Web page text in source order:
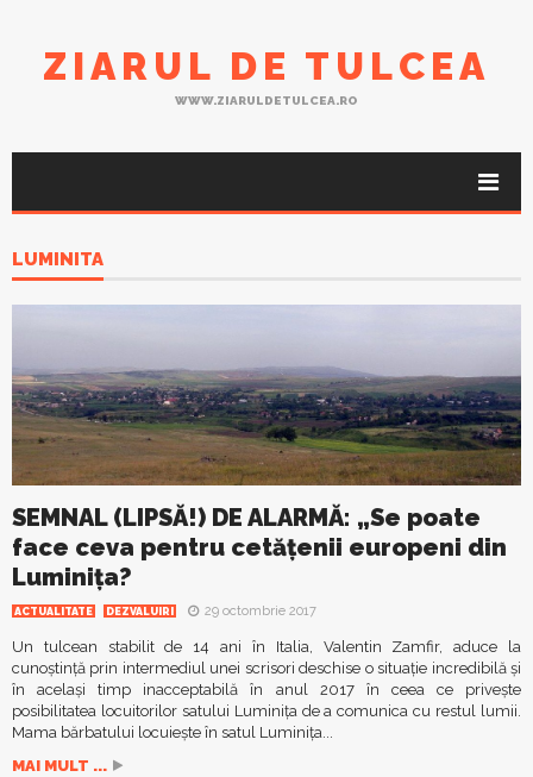
ZIARUL DE TULCEA
WWW.ZIARULDETULCEA.RO
LUMINITA
SEMNAL (LIPSĂ!) DE ALARMĂ: „Se poate
face ceva pentru cetăţenii europeni din
Luminiţa?
ACTUALITATE DEZVALUIRI 29 octombrie 2017
Un tulcean stabilit de 14 ani în Italia, Valentin Zamfir, aduce la
cunoştinţă prin intermediul unei scrisori deschise o situaţie incredibilă şi
în acelaşi timp inacceptabilă în anul 2017 în ceea ce priveşte
posibilitatea locuitorilor satului Luminiţa de a comunica cu restul lumii.
Mama bărbatului locuieşte în satul Luminiţa...
MAI MULT ...